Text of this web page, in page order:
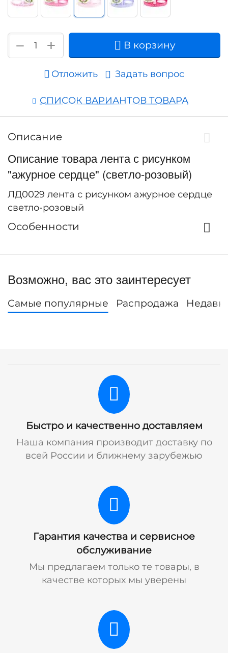
+
− В корзину
Отложить Задать вопрос
СПИСОК ВАРИАНТОВ ТОВАРА
Описание
Описание товара лента с рисунком
"ажурное сердце" (светло-розовый)
ЛД0029 лента с рисунком ажурное сердце
светло-розовый
Особенности
Возможно, вас это заинтересует
Самые популярные Распродажа
Быстро и качественно доставляем
Наша компания производит доставку по
всей России и ближнему зарубежью
Гарантия качества и сервисное
обслуживание
Мы предлагаем только те товары, в
качестве которых мы уверены